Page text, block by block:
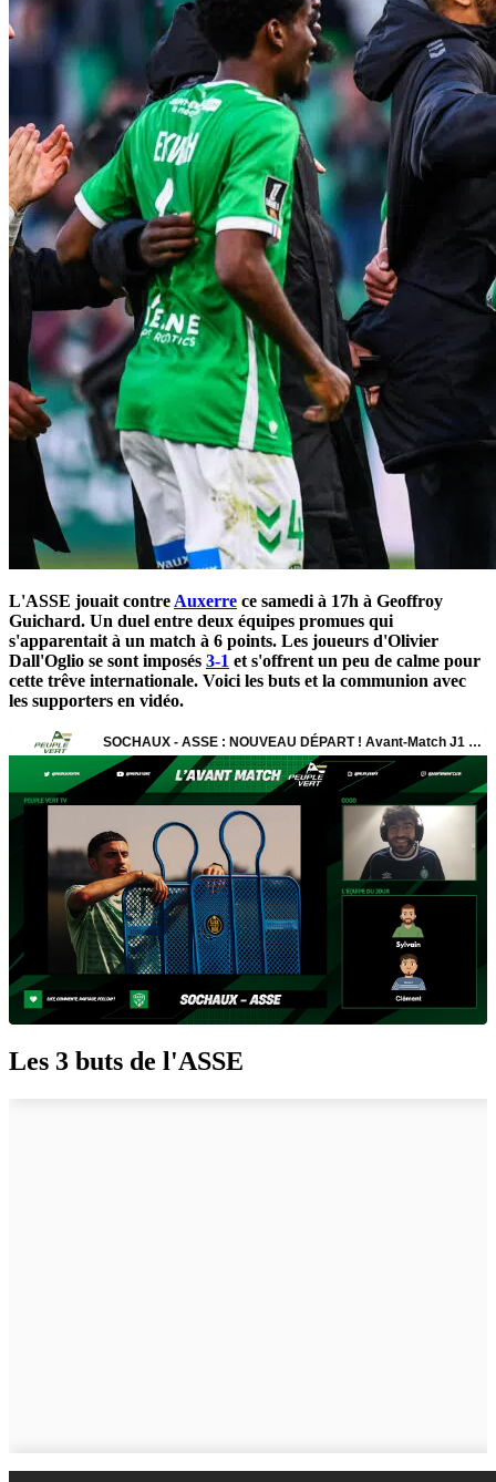
L'ASSE jouait contre Auxerre ce samedi à 17h à Geoffroy
Guichard. Un duel entre deux équipes promues qui
s'apparentait à un match à 6 points. Les joueurs d'Olivier
Dall'Oglio se sont imposés 3-1 et s'offrent un peu de calme pour
cette trêve internationale. Voici les buts et la communion avec
les supporters en vidéo.
Les 3 buts de l'ASSE